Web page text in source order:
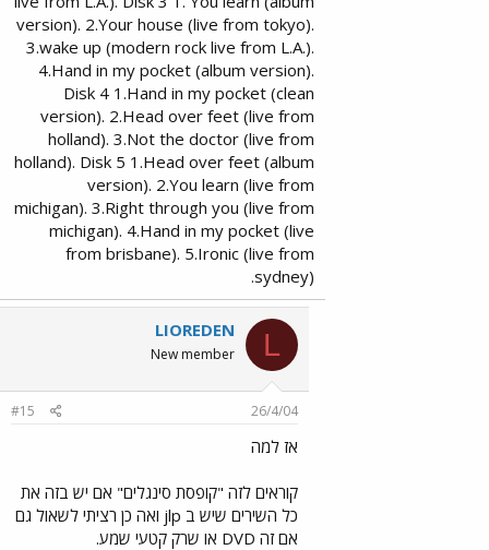
version). 2.Your house (live from tokyo).
3.wake up (modern rock live from L.A.).
4.Hand in my pocket (album version).
Disk 4 1.Hand in my pocket (clean
version). 2.Head over feet (live from
holland). 3.Not the doctor (live from
holland). Disk 5 1.Head over feet (album
version). 2.You learn (live from
michigan). 3.Right through you (live from
michigan). 4.Hand in my pocket (live
from brisbane). 5.Ironic (live from
sydney).
L
LIOREDEN
New member
26/4/04
#15
אז למה
קוראים לזה "קופסת סינגלים" אם יש בזה את
כל השירים שיש ב jlp ואה כן רציתי לשאול גם
אם זה DVD או שרק קטעי שמע.